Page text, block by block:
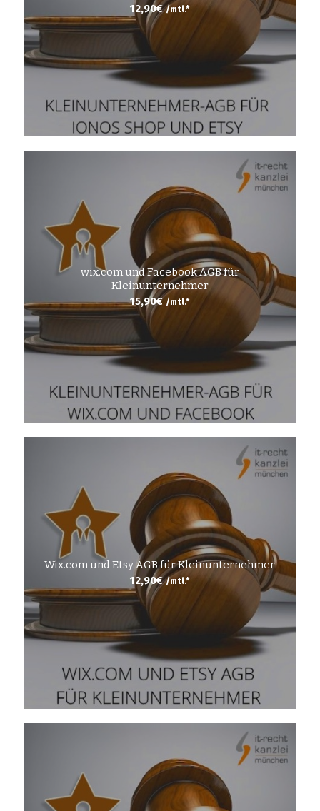
12,90€ /mtl.*
wix.com und Facebook AGB für
Kleinunternehmer
15,90€ /mtl.*
Wix.com und Etsy AGB für Kleinunternehmer
12,90€ /mtl.*